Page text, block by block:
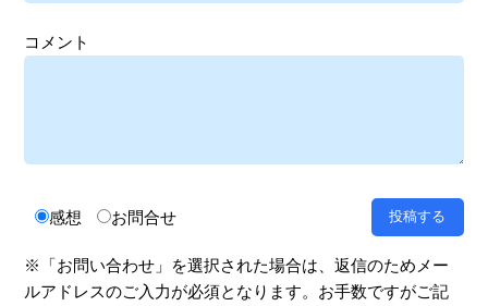
コメント
感想 お問合せ
※「お問い合わせ」を選択された場合は、返信のためメー
ルアドレスのご入力が必須となります。お手数ですがご記